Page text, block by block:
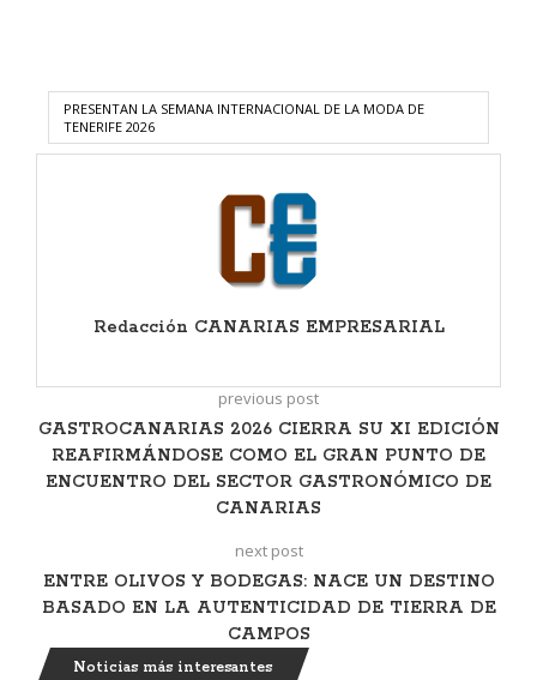
PRESENTAN LA SEMANA INTERNACIONAL DE LA MODA DE
TENERIFE 2026
Redacción CANARIAS EMPRESARIAL
previous post
GASTROCANARIAS 2026 CIERRA SU XI EDICIÓN
REAFIRMÁNDOSE COMO EL GRAN PUNTO DE
ENCUENTRO DEL SECTOR GASTRONÓMICO DE
CANARIAS
next post
ENTRE OLIVOS Y BODEGAS: NACE UN DESTINO
BASADO EN LA AUTENTICIDAD DE TIERRA DE
CAMPOS
Noticias más interesantes